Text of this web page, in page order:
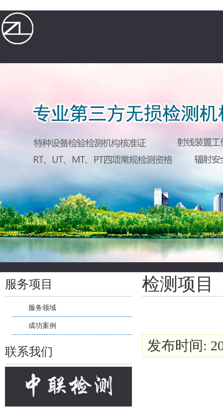
服务项目
服务领域
成功案例
联系我们
检测项目
发布时间: